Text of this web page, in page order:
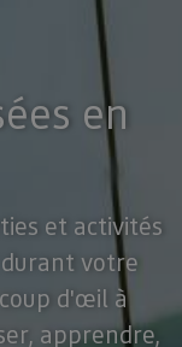
en
et activités
votre
d'œil à
apprendre,